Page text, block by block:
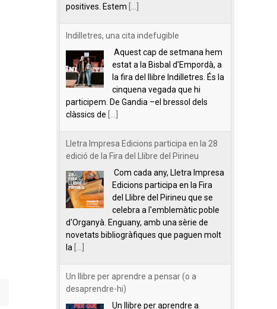
positives. Estem
Indilletres, una cita indefugible
Aquest cap de setmana hem
estat a la Bisbal d’Empordà, a
la fira del llibre Indilletres. És la
cinquena vegada que hi
participem. De Gandia –el bressol dels
clàssics de
Lletra Impresa Edicions participa en la 28
edició de la Fira del Llibre del Pirineu
Com cada any, Lletra Impresa
Edicions participa en la Fira
del Llibre del Pirineu que se
celebra a l'emblemàtic poble
d'Organyà. Enguany, amb una sèrie de
novetats bibliogràfiques que paguen molt
la
Un llibre per aprendre a pensar (o a
desaprendre-hi)
Un llibre per aprendre a